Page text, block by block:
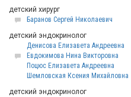
детский хирург
Баранов Сергей Николаевич
детский эндокринолог
Денисова Елизавета Андреевна
Евдокимова Нина Викторовна
Поцюс Елизавета Андреевна
Шемловская Ксения Михайловна
детский эндокринолог